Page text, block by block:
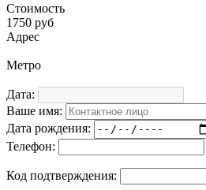
Стоимость
1750 руб
Адрес
Метро
Дата:
Ваше имя:
Дата рождения:
Телефон:
Код подтверждения: